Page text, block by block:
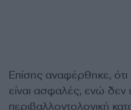
Επίσης αναφέρθηκε,
είναι ασφαλές, ενώ δεν
περιβαλλοντολογική